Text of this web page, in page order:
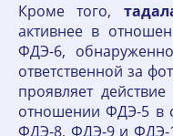
Кроме того,
активнее в
ФДЭ-6,
ответственной за
проявляет
отношении ФДЭ-5 в
ФДЭ-8, ФДЭ-9 и ФДЭ-